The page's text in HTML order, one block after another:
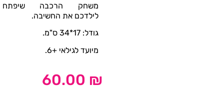
משחק הרכבה שיפתח
לילדכם את החשיבה.
גודל: 17*34 ס"מ.
מיועד לגילאי +6.
60.00 ₪